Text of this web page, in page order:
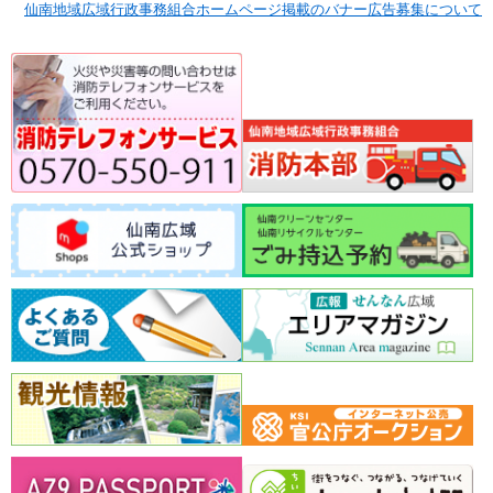
仙南地域広域行政事務組合ホームページ掲載のバナー広告募集について